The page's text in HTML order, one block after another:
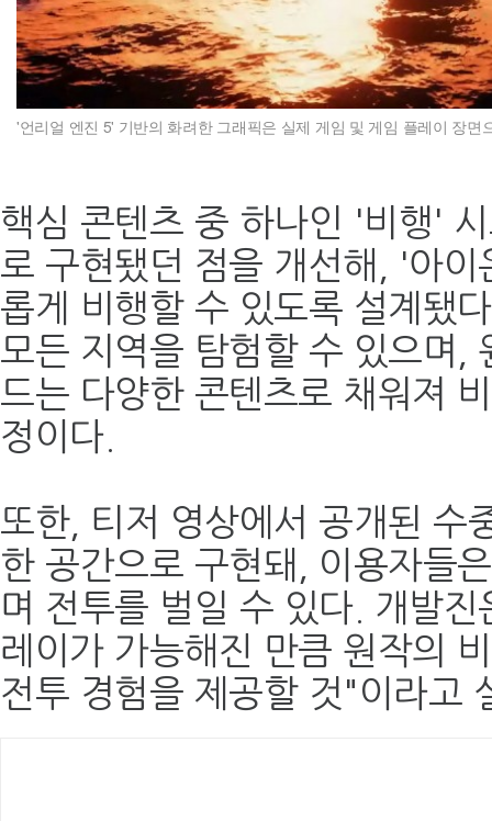
'언리얼 엔진 5' 기반의 화려한 그래픽은 실제 게임 및 게임 플레이 장
핵심 콘텐츠 중 하나인 '비행'
로 구현됐던 점을 개선해, '아
롭게 비행할 수 있도록 설계됐
모든 지역을 탐험할 수 있으며,
드는 다양한 콘텐츠로 채워져
정이다.
또한, 티저 영상에서 공개된 수
한 공간으로 구현돼, 이용자들
며 전투를 벌일 수 있다. 개발진
레이가 가능해진 만큼 원작의
전투 경험을 제공할 것"이라고